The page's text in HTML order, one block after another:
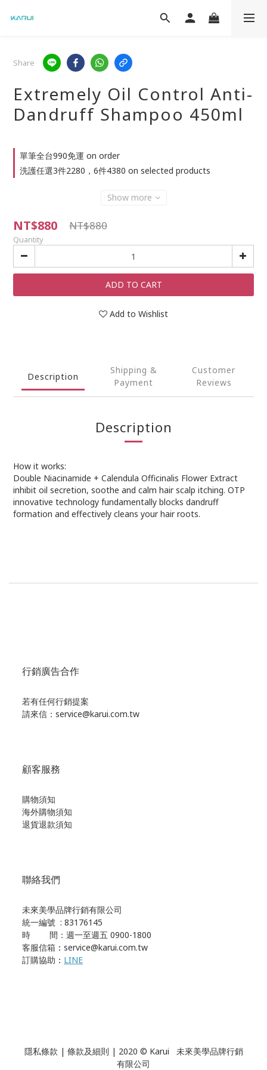
Share
Extremely Oil Control Anti-
Dandruff Shampoo 450ml
單筆全台990免運 on order
洗護任選3件2280，6件4380 on selected products
Show more
NT$880 NT$880
Quantity
ADD TO CART
Add to Wishlist
Description
Shipping &
Payment
Customer
Reviews
Description
How it works:
Double Niacinamide + Calendula Officinalis Flower Extract
inhibit oil secretion, soothe and calm hair scalp itching. OTP
innovative technology fundamentally blocks dandruff
formation and effectively cleans your hair roots.
行銷廣告合作
若有任何行銷提案
請來信：service@karui.com.tw
顧客服務
購物須知
海外購物須知
退貨退款須知
聯絡我們
未來美學品牌行銷有限公司
統一編號 : 83176145
時 間：週一至週五 0900-1800
客服信箱 ： service@karui.com.tw
訂購協助 ： LINE
隱私條款 | 條款及細則 | 2020 © Karui 未來美學品牌行銷
有限公司